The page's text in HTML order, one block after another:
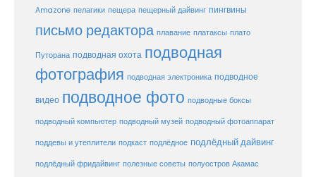
Amazone пелагики пещера пещерный дайвинг пингвины
письмо редактора плавание платаксы плато
Путорана подводная охота подводная
фотография подводная электроника подводное
видео подводное фото подводные боксы
подводный компьютер подводный музей подводный фотоаппарат
поддевы и утеплители подкаст подлёдное подлёдный дайвинг
подлёдный фридайвинг полезные советы полуостров Акамас